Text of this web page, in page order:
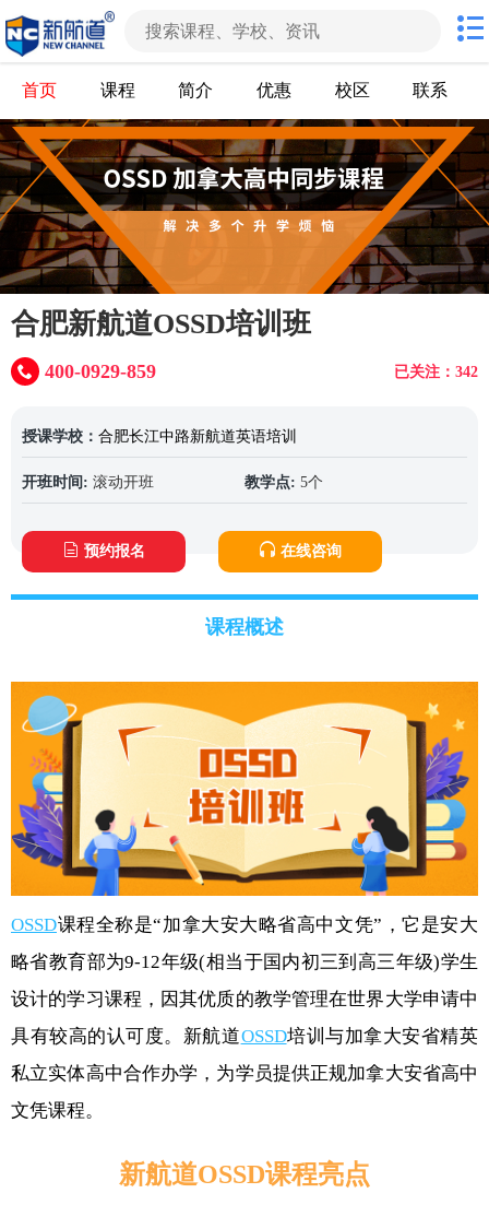
首页 课程 简介 优惠 校区 联系
合肥新航道OSSD培训班
已关注：342
400-0929-859
授课学校： 合肥长江中路新航道英语培训
开班时间: 滚动开班 教学点: 5个
预约报名 在线咨询
课程概述
OSSD课程全称是“加拿大安大略省高中文凭”，它是安大
略省教育部为9-12年级(相当于国内初三到高三年级)学生
设计的学习课程，因其优质的教学管理在世界大学申请中
具有较高的认可度。新航道OSSD培训与加拿大安省精英
私立实体高中合作办学，为学员提供正规加拿大安省高中
文凭课程。
新航道OSSD课程亮点